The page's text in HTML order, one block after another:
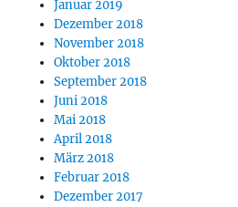
Januar 2019
Dezember 2018
November 2018
Oktober 2018
September 2018
Juni 2018
Mai 2018
April 2018
März 2018
Februar 2018
Dezember 2017